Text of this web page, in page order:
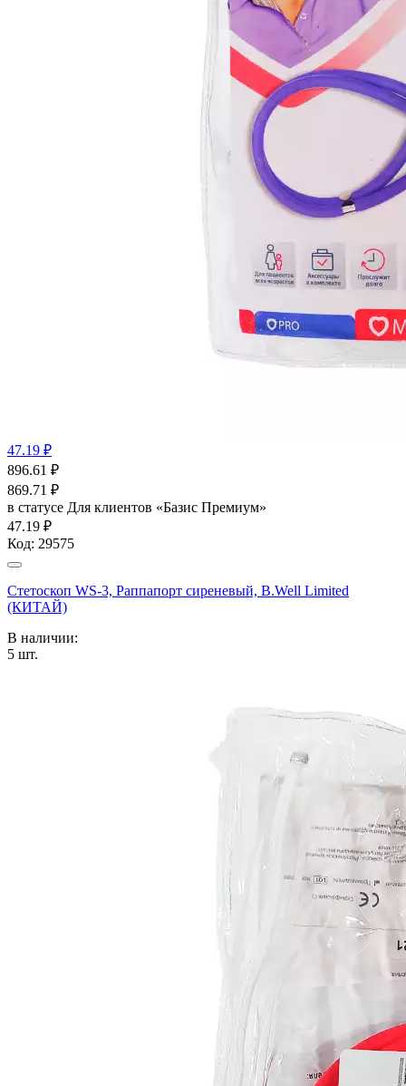
47.19 ₽
896.61 ₽
869.71 ₽
в статусе Для клиентов «Базис Премиум»
47.19 ₽
Код: 29575
Стетоскоп WS-3, Раппапорт сиреневый, B.Well Limited
(КИТАЙ)
В наличии:
5 шт.